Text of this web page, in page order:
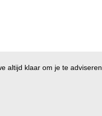
altijd klaar om je te adviseren.